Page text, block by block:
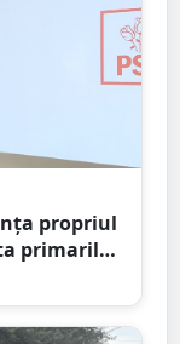
propriul
primarilor